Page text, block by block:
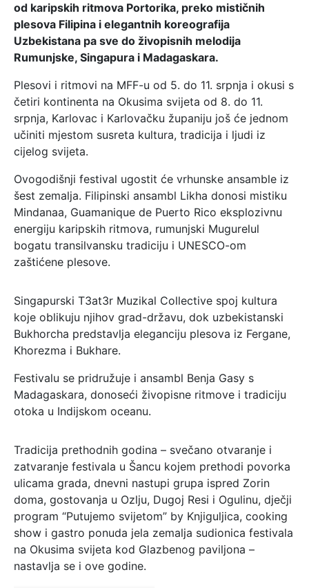
od karipskih ritmova Portorika, preko mističnih
plesova Filipina i elegantnih koreografija
Uzbekistana pa sve do živopisnih melodija
Rumunjske, Singapura i Madagaskara.
Plesovi i ritmovi na MFF-u od 5. do 11. srpnja i okusi s
četiri kontinenta na Okusima svijeta od 8. do 11.
srpnja, Karlovac i Karlovačku županiju još će jednom
učiniti mjestom susreta kultura, tradicija i ljudi iz
cijelog svijeta.
Ovogodišnji festival ugostit će vrhunske ansamble iz
šest zemalja. Filipinski ansambl Likha donosi mistiku
Mindanaa, Guamanique de Puerto Rico eksplozivnu
energiju karipskih ritmova, rumunjski Mugurelul
bogatu transilvansku tradiciju i UNESCO-om
zaštićene plesove.
Singapurski T3at3r Muzikal Collective spoj kultura
koje oblikuju njihov grad-državu, dok uzbekistanski
Bukhorcha predstavlja eleganciju plesova iz Fergane,
Khorezma i Bukhare.
Festivalu se pridružuje i ansambl Benja Gasy s
Madagaskara, donoseći živopisne ritmove i tradiciju
otoka u Indijskom oceanu.
Tradicija prethodnih godina – svečano otvaranje i
zatvaranje festivala u Šancu kojem prethodi povorka
ulicama grada, dnevni nastupi grupa ispred Zorin
doma, gostovanja u Ozlju, Dugoj Resi i Ogulinu, dječji
program “Putujemo svijetom” by Knjiguljica, cooking
show i gastro ponuda jela zemalja sudionica festivala
na Okusima svijeta kod Glazbenog paviljona –
nastavlja se i ove godine.